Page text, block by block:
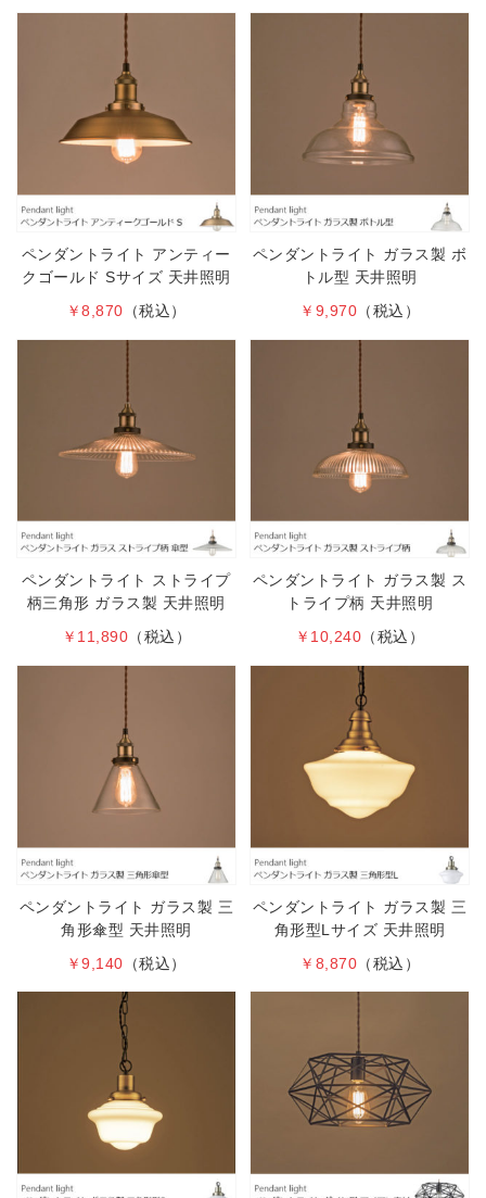
ペンダントライト アンティー
クゴールド Sサイズ 天井照明
￥8,870 （税込）
ペンダントライト ガラス製 ボ
トル型 天井照明
￥9,970 （税込）
ペンダントライト ストライプ
柄三角形 ガラス製 天井照明
￥11,890 （税込）
ペンダントライト ガラス製 ス
トライプ柄 天井照明
￥10,240 （税込）
ペンダントライト ガラス製 三
角形傘型 天井照明
￥9,140 （税込）
ペンダントライト ガラス製 三
角形型Lサイズ 天井照明
￥8,870 （税込）